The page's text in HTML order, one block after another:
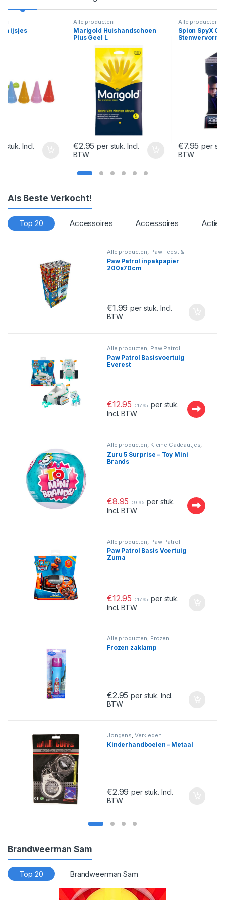
Marigold Huishandschoen
€ 2.95
per stuk. Incl.
Spion SpyX Opname
Stemvervormer Apparaat
€ 7.95
per stuk. Incl.
Als Beste Verkocht!
Top 20 Accessoires Accessoires
Alle producten Paw Feest &
Verjaardag Paw Patrol
Paw Patrol inpakpapier
200x70cm
€1.99 per stuk. Incl.
BTW
Alle producten, Paw Patrol
Paw Patrol Basisvoertuig
Everest
€12.95 €17.95 per stuk.
Incl. BTW
Alle producten, Kleine Cadeautjes,
Kleine Cadeautjes
Zuru 5 Surprise – Toy Mini
Brands
€8.95 €9.95 per stuk.
Incl. BTW
Alle producten Paw Patrol
Paw Patrol Basis Voertuig
Zuma
€12.95 €17.95 per stuk.
Incl. BTW
Alle producten, Frozen
Frozen zaklamp
€2.95 per stuk. Incl.
BTW
Jongens Verkleden
Kinderhandboeien – Metaal
€2.99 per stuk. Incl.
BTW
Brandweerman Sam
Top 20 Brandweerman Sam